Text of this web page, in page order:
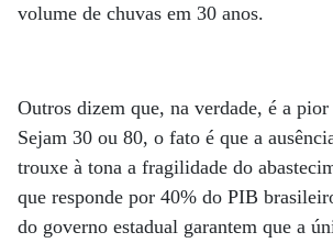
volume de chuvas em 30 anos.
Outros dizem que, na verdade, é a pior
Sejam 30 ou 80, o fato é que a
trouxe à tona a fragilidade do
que responde por 40% do PIB
do governo estadual garantem que a